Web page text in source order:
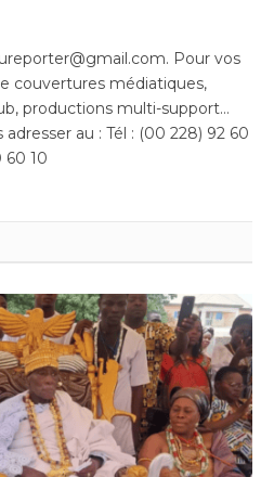
Pour vos
couvertures médiatiques,
productions multi-support…
adresser au : Tél : (00 228) 92 60
60 10